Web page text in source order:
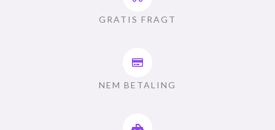
GRATIS FRAGT
NEM BETALING